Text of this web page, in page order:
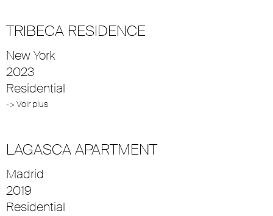
TRIBECA RESIDENCE
New York
2023
Residential
-> Voir plus
LAGASCA APARTMENT
Madrid
2019
Residential